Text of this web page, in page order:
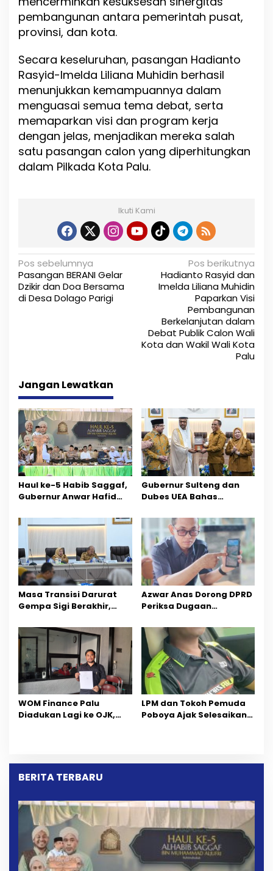
pembangunan antara pemerintah pusat,
provinsi, dan kota.
Secara keseluruhan, pasangan Hadianto
Rasyid-Imelda Liliana Muhidin berhasil
menunjukkan kemampuannya dalam
menguasai semua tema debat, serta
memaparkan visi dan program kerja
dengan jelas, menjadikan mereka salah
satu pasangan calon yang diperhitungkan
dalam Pilkada Kota Palu.
Ikuti Kami
N
a
v
s
i
p
o
s
Pos sebelumnya
Pasangan BERANI Gelar
Dzikir dan Doa Bersama
di Desa Dolago Parigi
Pos berikutnya
Hadianto Rasyid dan
Imelda Liliana Muhidin
Paparkan Visi
Pembangunan
Berkelanjutan dalam
Debat Publik Calon Wali
Kota dan Wakil Wali Kota
Palu
Jangan Lewatkan
Haul ke-5 Habib Saggaf,
Gubernur Anwar Hafid
Ilmu dan Pendidikan
Gubernur Sulteng dan
Dubes UEA Bahas
Sektor Jadi Prioritas
Masa Transisi Darurat
Gempa Sigi Berakhir,
Percepatan Pemulihan
Azwar Anas Dorong DPRD
Periksa Dugaan
Wilayah Tambang PT
CPM
‎WOM Finance Palu
Diadukan Lagi ke OJK,
Dipersoalkan ‎
LPM dan Tokoh Pemuda
Poboya Ajak Selesaikan
BERITA TERBARU